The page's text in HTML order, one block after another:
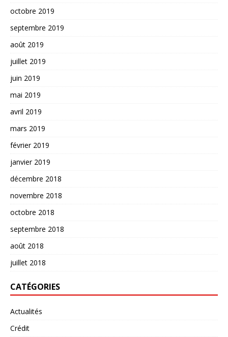
octobre 2019
septembre 2019
août 2019
juillet 2019
juin 2019
mai 2019
avril 2019
mars 2019
février 2019
janvier 2019
décembre 2018
novembre 2018
octobre 2018
septembre 2018
août 2018
juillet 2018
CATÉGORIES
Actualités
Crédit